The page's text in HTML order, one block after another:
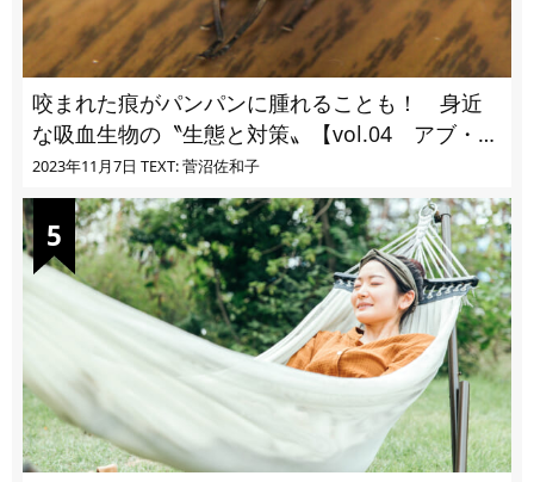
咬まれた痕がパンパンに腫れることも！ 身近
な吸血生物の〝生態と対策〟【vol.04 アブ・ブ
ユ・ヌカカ】
2023年11月7日 TEXT: 菅沼佐和子